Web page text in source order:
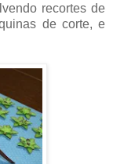
recortes de
de corte, e